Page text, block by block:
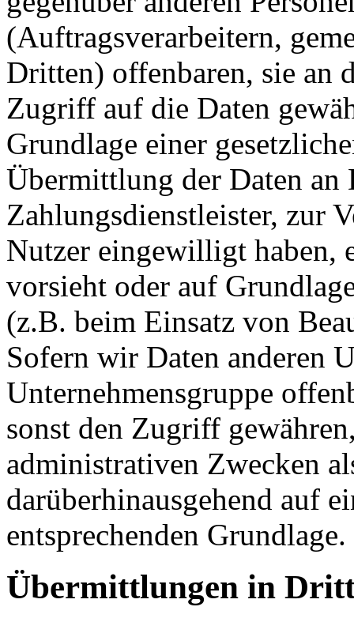
(Auftragsverarbeitern,
Dritten) offenbaren, sie an
Zugriff auf die Daten
Grundlage einer
Übermittlung der Daten an
Zahlungsdienstleister, zur
Nutzer eingewilligt haben,
vorsieht oder auf
(z.B. beim Einsatz von
Sofern wir Daten anderen
Unternehmensgruppe
sonst den Zugriff
administrativen Zwecken
darüberhinausgehend auf
entsprechenden Grundlage.
Übermittlungen in